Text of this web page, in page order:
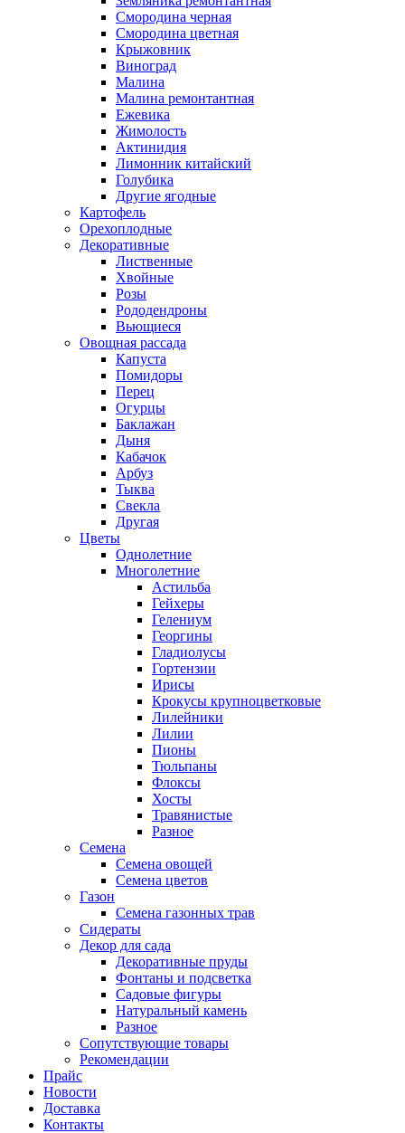
Смородина черная
Смородина цветная
Крыжовник
Виноград
Малина
Малина ремонтантная
Ежевика
Жимолость
Актинидия
Лимонник китайский
Голубика
Другие ягодные
Картофель
Орехоплодные
Декоративные
Лиственные
Хвойные
Розы
Рододендроны
Вьющиеся
Овощная рассада
Капуста
Помидоры
Перец
Огурцы
Баклажан
Дыня
Кабачок
Арбуз
Тыква
Свекла
Другая
Цветы
Однолетние
Многолетние
Астильба
Гейхеры
Гелениум
Георгины
Гладиолусы
Гортензии
Ирисы
Крокусы крупноцветковые
Лилейники
Лилии
Пионы
Тюльпаны
Флоксы
Хосты
Травянистые
Разное
Семена
Семена овощей
Семена цветов
Газон
Семена газонных трав
Сидераты
Декор для сада
Декоративные пруды
Фонтаны и подсветка
Садовые фигуры
Натуральный камень
Разное
Сопутствующие товары
Рекомендации
Прайс
Новости
Доставка
Контакты